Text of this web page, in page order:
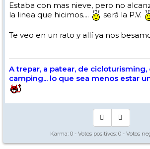
Estaba con mas nieve, pero no
la linea que hicimos....
será la P.V.
Te veo en un rato y allí ya nos
A trepar, a patear, de cicloturisming,
camping... lo que sea menos estar
Karma: 0 - Votos positivos: 0 - Votos